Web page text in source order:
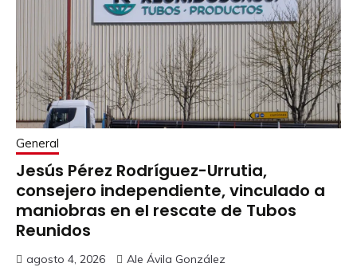
General
Jesús Pérez Rodríguez-Urrutia,
consejero independiente, vinculado a
maniobras en el rescate de Tubos
Reunidos
agosto 4, 2026 Ale Ávila González